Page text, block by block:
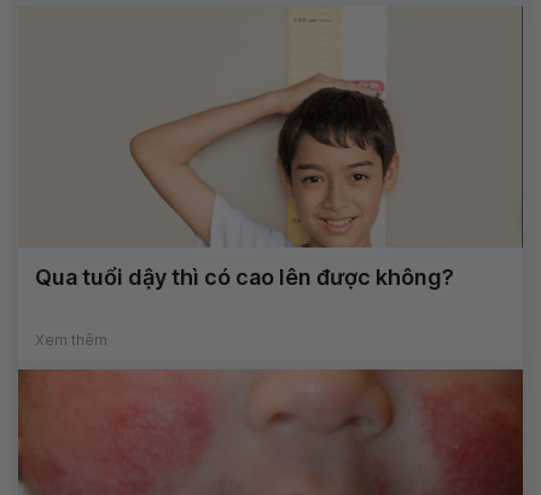
Qua tuổi dậy thì có cao lên được không?
Xem thêm